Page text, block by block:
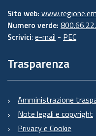
Sito web:
Numero verde:
Scrivici: e-mail - PEC
Trasparenza
Amministrazione
Note legali e copyright
Privacy e Cookie